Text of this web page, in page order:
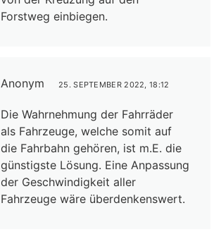
Forstweg einbiegen.
Anonym 25. SEPTEMBER 2022, 18:12
Die Wahrnehmung der Fahrräder
als Fahrzeuge, welche somit auf
die Fahrbahn gehören, ist m.E. die
günstigste Lösung. Eine Anpassung
der Geschwindigkeit aller
Fahrzeuge wäre überdenkenswert.